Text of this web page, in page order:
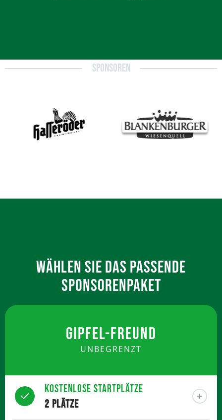
SPONSOREN
WÄHLEN SIE DAS PASSENDE
SPONSORENPAKET
GIPFEL-FREUND
UNBEGRENZT
Kostenlose Startplätze
2 Plätze